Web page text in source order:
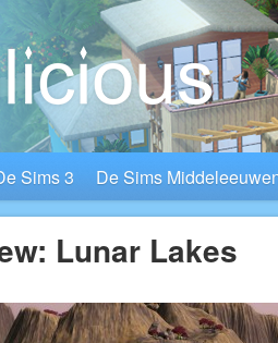
Sims 3 De Sims
Lunar Lakes